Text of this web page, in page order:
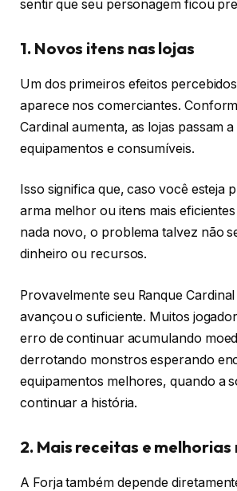
sentir que seu personagem ficou
1. Novos itens nas lojas
Um dos primeiros efeitos
aparece nos comerciantes.
Cardinal aumenta, as lojas passam
equipamentos e consumíveis.
Isso significa que, caso você esteja
arma melhor ou itens mais
nada novo, o problema talvez não
dinheiro ou recursos.
Provavelmente seu Ranque
avançou o suficiente. Muitos
erro de continuar acumulando
derrotando monstros esperando
equipamentos melhores, quando a
continuar a história.
2. Mais receitas e melhorias
A Forja também depende